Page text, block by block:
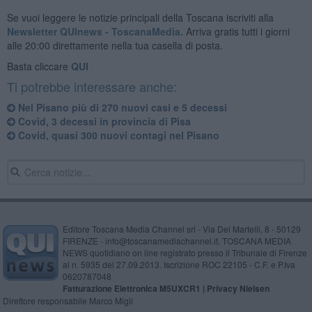
Se vuoi leggere le notizie principali della Toscana iscriviti alla
Newsletter QUInews - ToscanaMedia. Arriva gratis tutti i giorni
alle 20:00 direttamente nella tua casella di posta.
Basta cliccare QUI
Ti potrebbe interessare anche:
Nel Pisano più di 270 nuovi casi e 5 decessi
Covid, 3 decessi in provincia di Pisa
Covid, quasi 300 nuovi contagi nel Pisano
Editore Toscana Media Channel srl - Via Dei Martelli, 8 - 50129
FIRENZE - info@toscanamediachannel.it. TOSCANA MEDIA
NEWS quotidiano on line registrato presso il Tribunale di Firenze
al n. 5935 del 27.09.2013. Iscrizione ROC 22105 - C.F. e P.Iva
0620787048
Fatturazione Elettronica M5UXCR1 | Privacy Nielsen
Direttore responsabile Marco Migli